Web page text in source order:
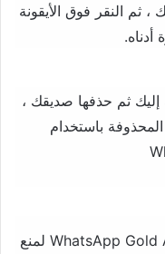
ثم النقر فوق الأيقونة
إليك ثم حذفها صديقك ،
باستخدام
يمكنك الآن استخدام إصدار WhatsApp Gold Abu Arab لمنع